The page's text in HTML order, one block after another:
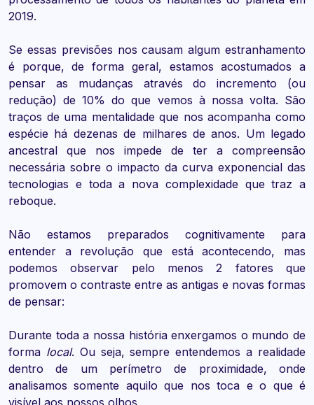
2019.
Se essas previsões nos causam algum estranhamento
é porque, de forma geral, estamos acostumados a
pensar as mudanças através do incremento (ou
redução) de 10% do que vemos à nossa volta. São
traços de uma mentalidade que nos acompanha como
espécie há dezenas de milhares de anos. Um legado
ancestral que nos impede de ter a compreensão
necessária sobre o impacto da curva exponencial das
tecnologias e toda a nova complexidade que traz a
reboque.
Não estamos preparados cognitivamente para
entender a revolução que está acontecendo, mas
podemos observar pelo menos 2 fatores que
promovem o contraste entre as antigas e novas formas
de pensar:
Durante toda a nossa história enxergamos o mundo de
forma local. Ou seja, sempre entendemos a realidade
dentro de um perímetro de proximidade, onde
analisamos somente aquilo que nos toca e o que é